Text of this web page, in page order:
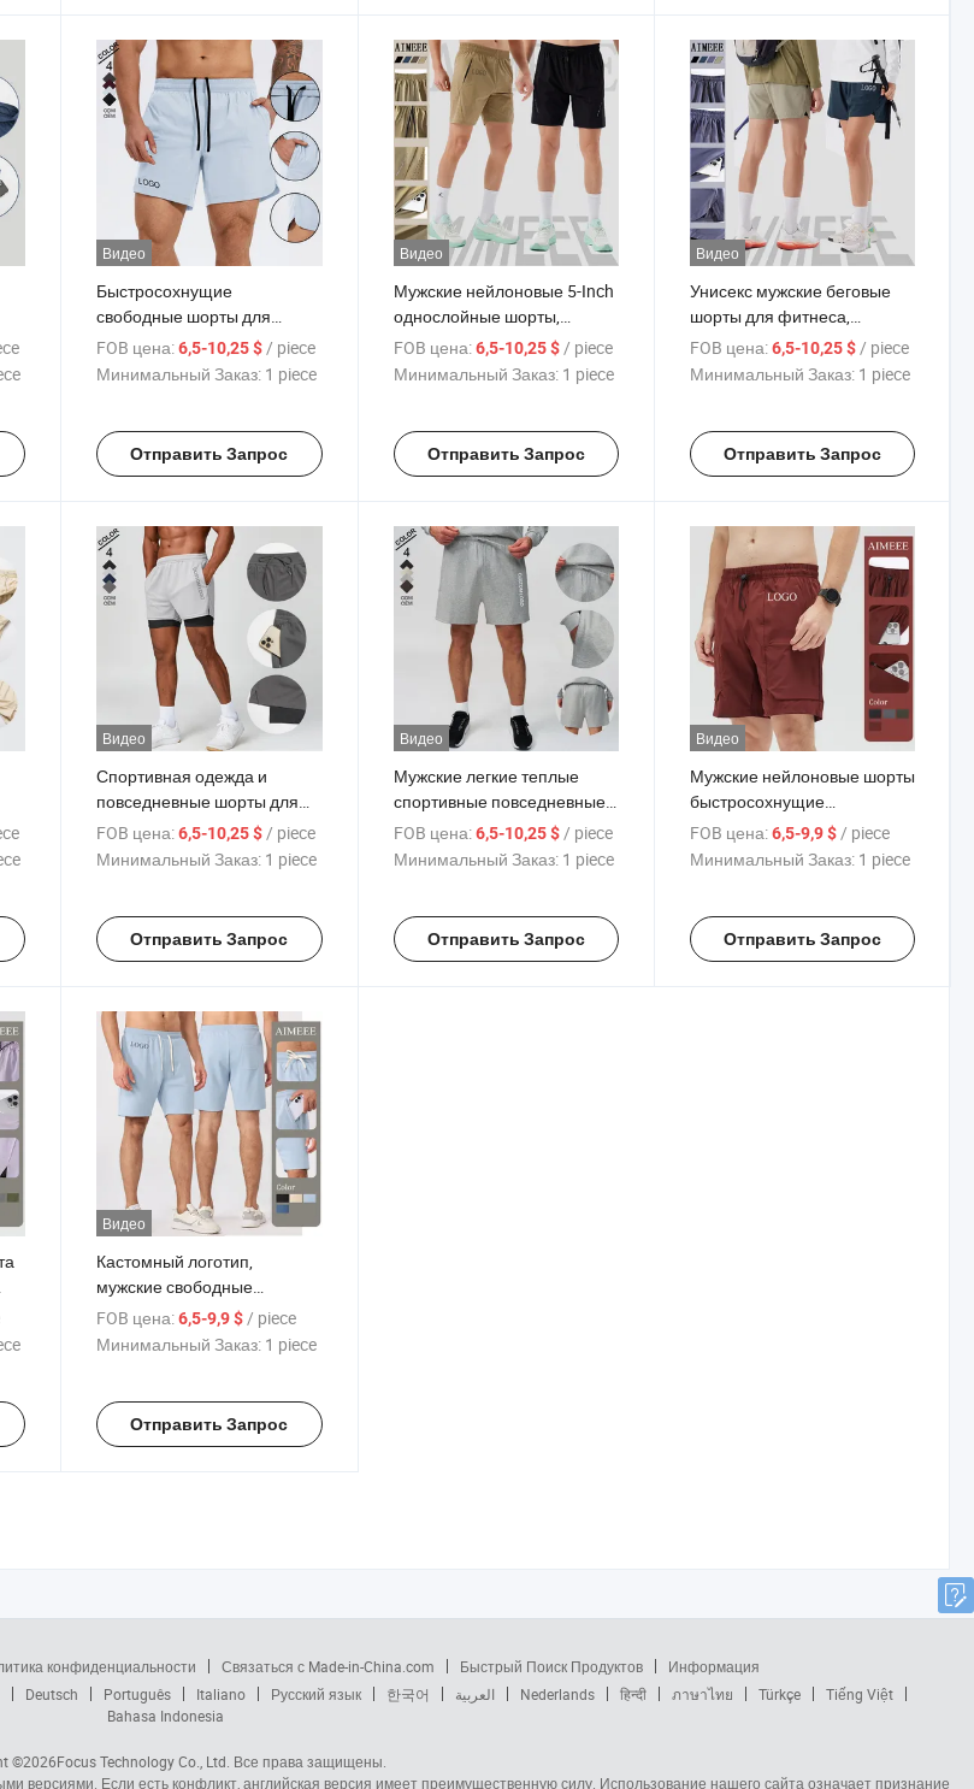
Видео
Быстросохнущие
свободные шорты для
мужского спорта, фитнеса,
бега и йоги
FOB цена: 6,5-10,25 $ / piece
Минимальный Заказ: 1 piece
Отправить Запрос
Видео
Мужские нейлоновые 5-Inch
однослойные шорты,
эластичные, повседневные,
для фитнеса, бега,
FOB цена: 6,5-10,25 $ / piece
Минимальный Заказ: 1 piece
Отправить Запрос
Видео
Унисекс мужские беговые
шорты для фитнеса,
атлетических тренировок и
занятий в спортзале с
FOB цена: 6,5-10,25 $ / piece
Минимальный Заказ: 1 piece
Отправить Запрос
Видео
Спортивная одежда и
повседневные шорты для
мужчин, приятные к коже,
дышащие, быстро
сохнущие, для фитнеса и
FOB цена: 6,5-10,25 $ / piece
Минимальный Заказ: 1 piece
Отправить Запрос
Видео
Мужские легкие теплые
спортивные повседневные
шорты для фитнеса на
открытом воздухе, бега,
походов, тенниса, футбола,
FOB цена: 6,5-10,25 $ / piece
Минимальный Заказ: 1 piece
Отправить Запрос
Видео
Мужские нейлоновые шорты
быстросохнущие
повседневные спортивные
шорты длиной пять дюймов
FOB цена: 6,5-9,9 $ / piece
Минимальный Заказ: 1 piece
Отправить Запрос
Видео
Кастомный логотип,
мужские свободные
спортивные штаны,
дышащие, для бега,
повседневные, фитнес-
FOB цена: 6,5-9,9 $ / piece
Минимальный Заказ: 1 piece
Отправить Запрос
конфиденциальности Связаться с Made-in-China.com Быстрый Поиск Продуктов
Информация
Deutsch Português Italiano Русский язык 한국어 العربية Nederlands हिन्दी ภาษาไทย Türkçe
Tiếng Việt
Bahasa Indonesia
©2026Focus Technology Co., Ltd. Все права защищены.
версиями. Если есть конфликт, английская версия имеет преимущественную силу. Использование нашего сайта означает признание